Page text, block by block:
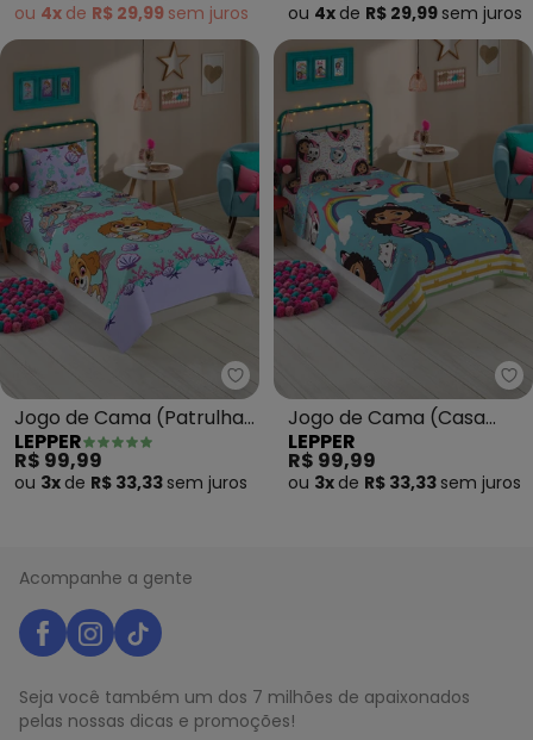
ou 4x de R$ 29,99 sem juros ou 4x de R$ 29,99 sem juros
Lepper - Jogo de Cama
Jogo de Cama (Patrulha
Menina (Solteiro)) 2
Peças
LEPPER
R$ 99,99
ou 3x de R$ 33,33 sem juros
Jogo de Cama (Casa
Gabby (Solteiro)) 2
Peças
LEPPER
R$ 99,99
ou 3x de R$ 33,33 sem juros
Acompanhe a gente
Seja você também um dos 7 milhões de apaixonados
pelas nossas dicas e promoções!